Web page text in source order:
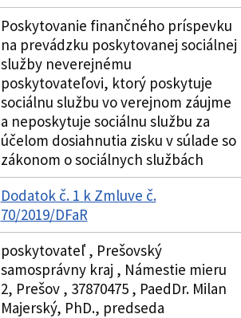
Poskytovanie finančného príspevku
na prevádzku poskytovanej sociálnej
služby neverejnému
poskytovateľovi, ktorý poskytuje
sociálnu službu vo verejnom záujme
a neposkytuje sociálnu službu za
účelom dosiahnutia zisku v súlade so
zákonom o sociálnych službách
Dodatok č. 1 k Zmluve č.
70/2019/DFaR
poskytovateľ , Prešovský
samosprávny kraj , Námestie mieru
2, Prešov , 37870475 , PaedDr. Milan
Majerský, PhD., predseda